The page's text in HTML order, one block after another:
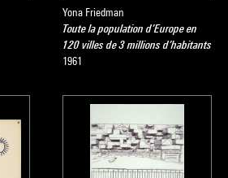
Yona Friedman
Toute la population d’Europe en
120 villes de 3 millions d’habitants
1961